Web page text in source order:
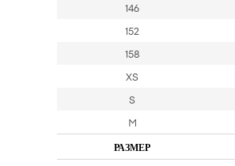
146
152
158
XS
S
M
РАЗМЕР